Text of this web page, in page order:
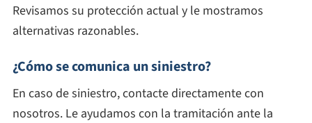
Revisamos su protección actual y le mostramos
alternativas razonables.
¿Cómo se comunica un siniestro?
En caso de siniestro, contacte directamente con
nosotros. Le ayudamos con la tramitación ante la